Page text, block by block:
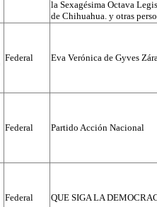
la Sexagésima Octava
de Chihuahua. y otras
Federal Eva Verónica de Gyves
Federal Partido Acción Nacional
Federal QUE SIGA LA